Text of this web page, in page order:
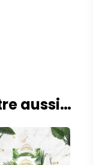
aussi…